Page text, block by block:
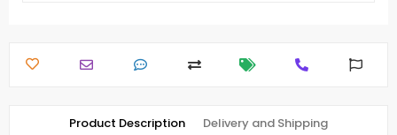
Product Description Delivery and Shipping